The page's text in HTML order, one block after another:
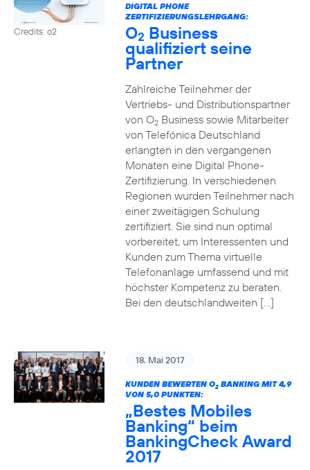
Credits: o2
DIGITAL PHONE
ZERTIFIZIERUNGSLEHRGANG:
O2 Business
qualifiziert seine
Partner
Zahlreiche Teilnehmer der
Vertriebs- und Distributionspartner
von O2Business sowie Mitarbeiter
von Telefónica Deutschland
erlangten in den vergangenen
Monaten eine Digital Phone-
Zertifizierung. In verschiedenen
Regionen wurden Teilnehmer nach
einer zweitägigen Schulung
zertifiziert. Sie sind nun optimal
vorbereitet, um Interessenten und
Kunden zum Thema virtuelle
Telefonanlage umfassend und mit
höchster Kompetenz zu beraten.
Bei den deutschlandweiten […]
18. Mai 2017
KUNDEN BEWERTEN O2BANKING MIT 4,9
VON 5,0 PUNKTEN:
„Bestes Mobiles
Banking“ beim
BankingCheck Award
2017